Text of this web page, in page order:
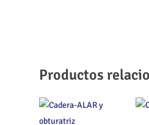
Productos